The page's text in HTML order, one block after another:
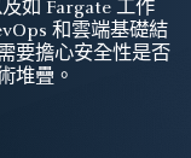
如 Fargate 工作
和雲端基礎結
要擔心安全性是否
堆疊。